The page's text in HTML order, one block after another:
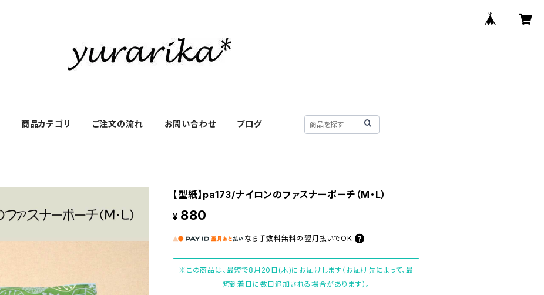
商品カテゴリ ご注文の流れ お問い合わせ ブログ
【型紙】pa173/ナイロンのファスナーポーチ（M・L）
¥ 880
なら 手数料無料の 翌月払いでOK
※この商品は、最短で8月20日(木)にお届けします（お届け先によって、最
短到着日に数日追加される場合があります）。